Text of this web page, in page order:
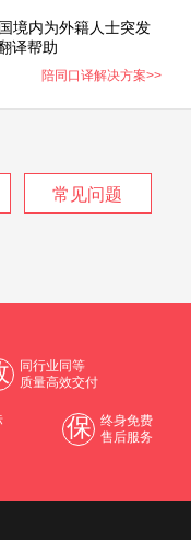
境内为外籍人士突发
译帮助
陪同口译解决方案>>
常见问题
同行业同等
质量高效交付
保
终身免费
售后服务